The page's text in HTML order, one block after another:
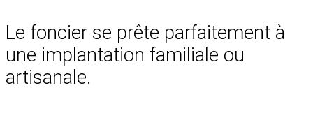
Le foncier se prête parfaitement à
une implantation familiale ou
artisanale.